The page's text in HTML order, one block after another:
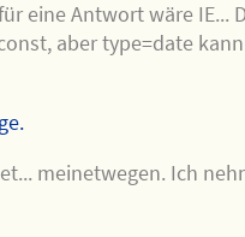
eine Antwort wäre IE...
aber type=date
meinetwegen. Ich